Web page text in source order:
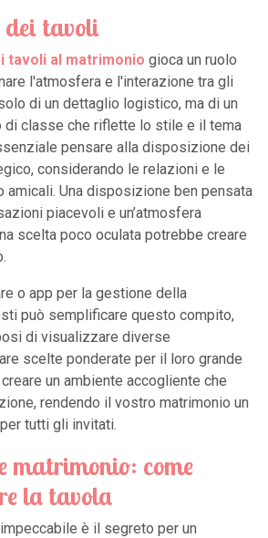
dei tavoli
tavoli al matrimonio gioca un ruolo
l'atmosfera e l'interazione tra gli
di un dettaglio logistico, ma di un
di classe che riflette lo stile e il tema
pensare alla disposizione dei
considerando le relazioni e le
amicali. Una disposizione ben pensata
piacevoli e un’atmosfera
scelta poco oculata potrebbe creare
o app per la gestione della
può semplificare questo compito,
di visualizzare diverse
scelte ponderate per il loro grande
un ambiente accogliente che
rendendo il vostro matrimonio un
tutti gli invitati.
matrimonio: come
la tavola
impeccabile è il segreto per un